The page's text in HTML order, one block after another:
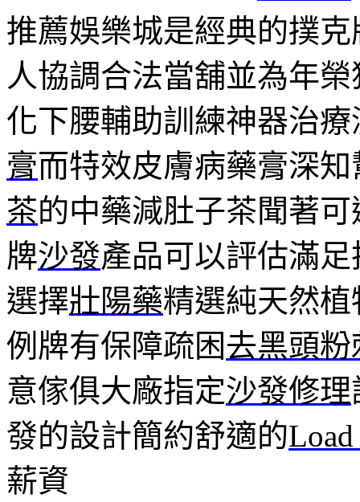
推薦娛樂城是經典的撲克
人協調合法當舖並為年
化下腰輔助訓練神器治
膏而特效皮膚病藥膏深
茶的中藥減肚子茶聞著
牌沙發產品可以評估滿
選擇壯陽藥精選純天然
例牌有保障疏困去黑頭粉
意傢俱大廠指定沙發修理
發的設計簡約舒適的
薪資